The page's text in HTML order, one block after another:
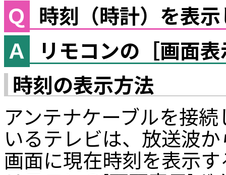
時刻（時計）を表
リモコンの［画面
時刻の表示方法
アンテナケーブルを接
いるテレビは、放送波
画面に現在時刻を表示